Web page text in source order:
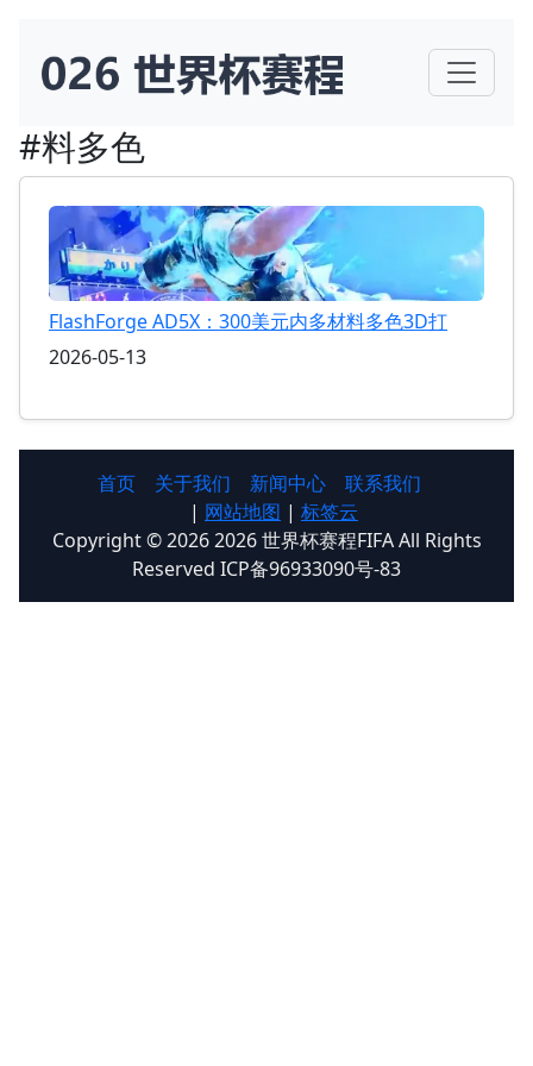
#料多色
FlashForge AD5X：300美元内多材料多色3D打
2026-05-13
首页 关于我们 新闻中心
联系我们
| 网站地图 | 标签云
Copyright © 2026 2026 世界杯赛程FIFA All Rights
Reserved ICP备96933090号-83